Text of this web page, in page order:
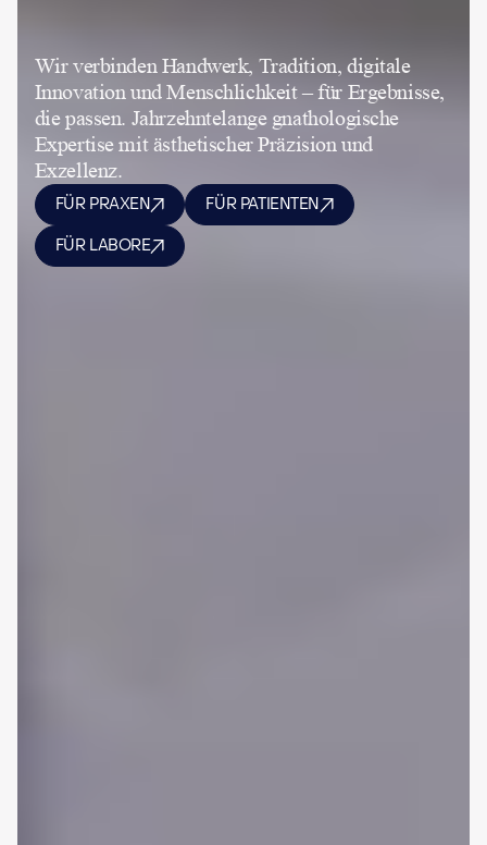
Wir verbinden Handwerk, Tradition, digitale
Innovation und Menschlichkeit – für Ergebnisse,
die passen. Jahrzehntelange gnathologische
Expertise mit ästhetischer Präzision und
Exzellenz.
FÜR PRAXEN
FÜR PATIENTEN
FÜR LABORE